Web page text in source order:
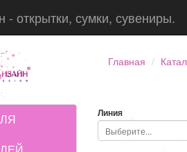
- открытки, сумки, сувениры.
Главная
Линия